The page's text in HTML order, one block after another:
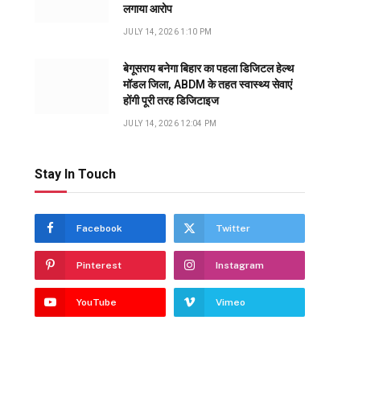
लगाया आरोप
JULY 14, 2026 1:10 PM
बेगूसराय बनेगा बिहार का पहला डिजिटल हेल्थ
मॉडल जिला, ABDM के तहत स्वास्थ्य सेवाएं
होंगी पूरी तरह डिजिटाइज
JULY 14, 2026 12:04 PM
Stay In Touch
Facebook Twitter
Pinterest Instagram
YouTube Vimeo